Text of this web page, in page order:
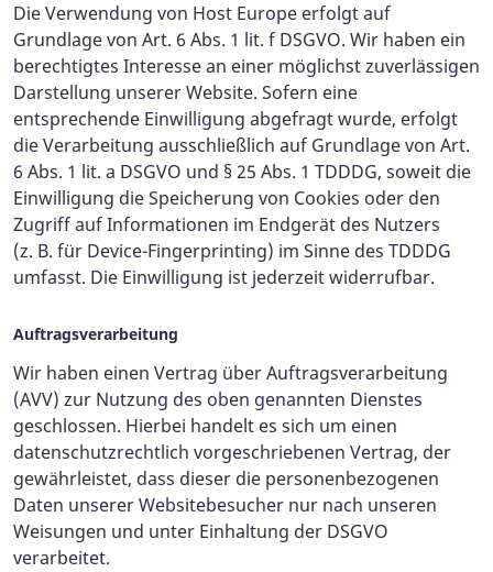
Die Verwendung von Host Europe erfolgt auf
Grundlage von Art. 6 Abs. 1 lit. f DSGVO. Wir haben ein
berechtigtes Interesse an einer möglichst zuverlässigen
Darstellung unserer Website. Sofern eine
entsprechende Einwilligung abgefragt wurde, erfolgt
die Verarbeitung ausschließlich auf Grundlage von Art.
6 Abs. 1 lit. a DSGVO und § 25 Abs. 1 TDDDG, soweit die
Einwilligung die Speicherung von Cookies oder den
Zugriff auf Informationen im Endgerät des Nutzers
(z. B. für Device-Fingerprinting) im Sinne des TDDDG
umfasst. Die Einwilligung ist jederzeit widerrufbar.
Auftragsverarbeitung
Wir haben einen Vertrag über Auftragsverarbeitung
(AVV) zur Nutzung des oben genannten Dienstes
geschlossen. Hierbei handelt es sich um einen
datenschutzrechtlich vorgeschriebenen Vertrag, der
gewährleistet, dass dieser die personenbezogenen
Daten unserer Websitebesucher nur nach unseren
Weisungen und unter Einhaltung der DSGVO
verarbeitet.